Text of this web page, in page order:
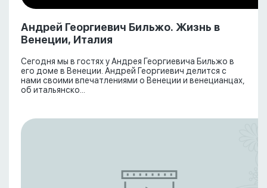
Андрей Георгиевич Бильжо. Жизнь в
Венеции, Италия
Сегодня мы в гостях у Андрея Георгиевича Бильжо в
его доме в Венеции. Андрей Георгиевич делится с
нами своими впечатлениями о Венеции и венецианцах,
об итальянско...